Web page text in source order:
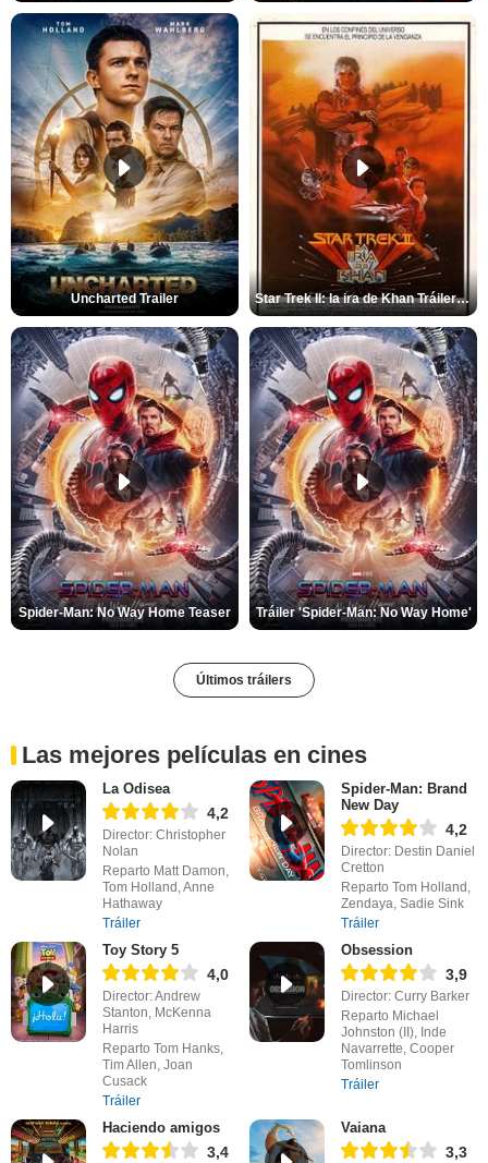
Uncharted Trailer Star Trek II: la ira de Khan Tráiler VO
Spider-Man: No Way Home Teaser Tráiler 'Spider-Man: No Way Home'
Últimos tráilers
Las mejores películas en cines
La Odisea
4,2
Director: Christopher
Nolan
Reparto Matt Damon,
Tom Holland, Anne
Hathaway
Tráiler
Spider-Man: Brand
New Day
4,2
Director: Destin Daniel
Cretton
Reparto Tom Holland,
Zendaya, Sadie Sink
Tráiler
Toy Story 5
4,0
Director: Andrew
Stanton, McKenna
Harris
Reparto Tom Hanks,
Tim Allen, Joan
Cusack
Tráiler
Obsession
3,9
Director: Curry Barker
Reparto Michael
Johnston (II), Inde
Navarrette, Cooper
Tomlinson
Tráiler
Haciendo amigos
3,4
Vaiana
3,3